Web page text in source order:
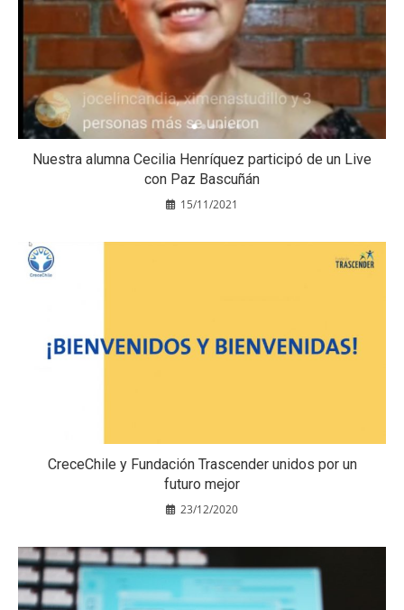
Nuestra alumna Cecilia Henríquez participó de un Live
con Paz Bascuñán
15/11/2021
CreceChile y Fundación Trascender unidos por un
futuro mejor
23/12/2020